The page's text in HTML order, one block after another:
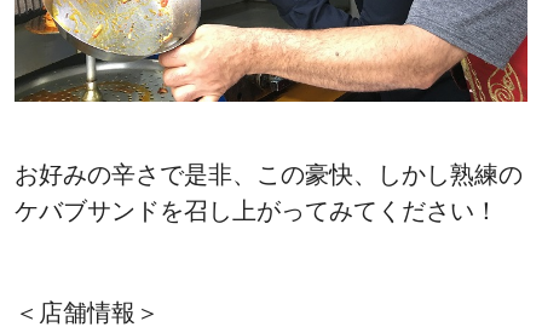
お好みの辛さで是非、この豪快、しかし熟練の
ケバブサンドを召し上がってみてください！
＜店舗情報＞